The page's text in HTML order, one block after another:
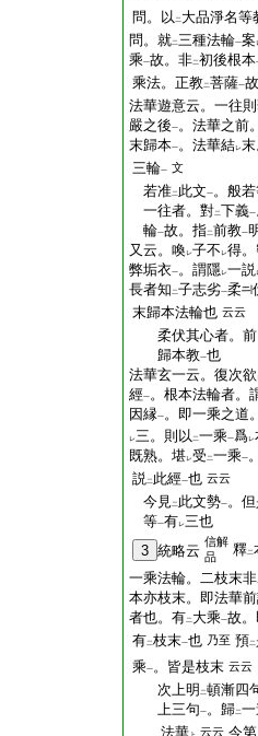
問。以 二 大品淨名等
問。就二三種法輪一案
乘一故。非二初後根本
乘法。正教二菩薩一
法華遊意云。一往
嚴之後一。法華之前
末歸本一。法華結レ
三輪一 文
若准二 此文一。般
一往者。對二下義一
輪一故。指二前教一
又云。喚レ子不 レ得
弊垢衣一。謂隱レ一説
長者知 二子志劣一柔
末歸本法輪也 云云
柔伏其心者。前
歸本教一也
法華玄一云。復次欲
經一。根本法輪者。
因縁一。即一乘之道
レ三。則以 二一乘一爲レ
既熟。堪レ受 二一乘一
説二 此經一也 云云
今見二 此文勢一。
等一有レ三也
3 統略云
信解
品
釋二
一乘法輪。二枝末非
本亦枝末。即法華
者也。有二 大乘一故
有二枝末一也 乃至 預二
乘一。皆是枝末 云云
次上明 二頓漸四
上三句一。歸二
法華
云云 今